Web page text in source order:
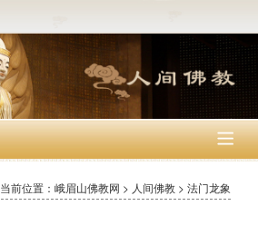

当前位置：峨眉山佛教网 > 人间佛教 > 法门龙象